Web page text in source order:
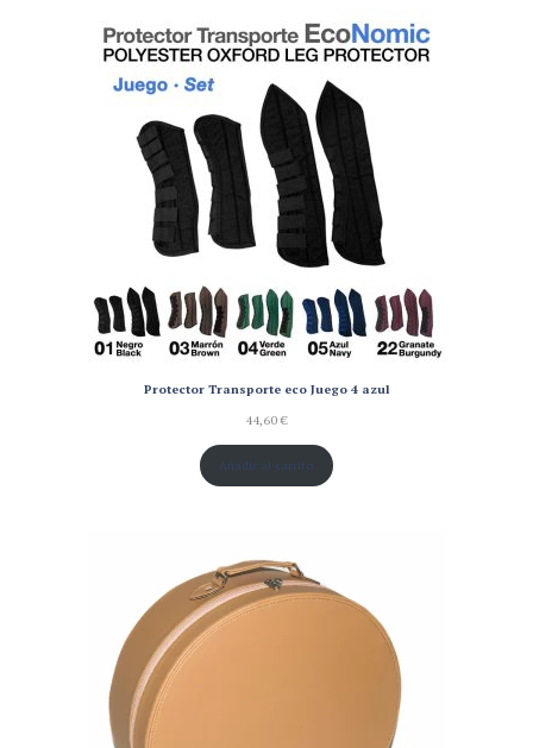
Protector Transporte eco Juego 4 azul
44,60€
Añadir al carrito